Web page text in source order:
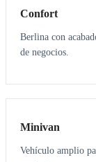
Confort
Berlina con
de negocios.
6 5
Minivan
Vehículo amplio